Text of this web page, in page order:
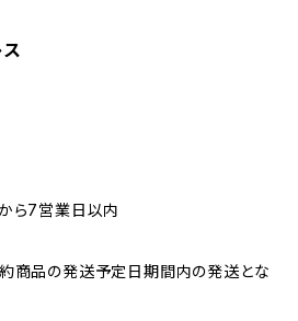
ら7営業日以内
商品の発送予定日期間内の発送とな